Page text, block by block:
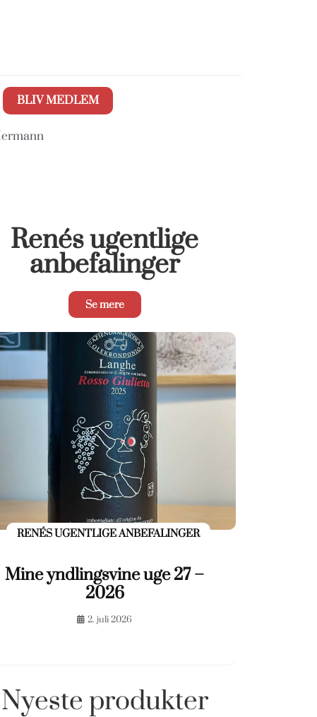
BLIV MEDLEM
Renés ugentlige
anbefalinger
Se mere
RENÉS UGENTLIGE ANBEFALINGER
Mine yndlingsvine uge 27 –
2026
2. juli 2026
Nyeste produkter